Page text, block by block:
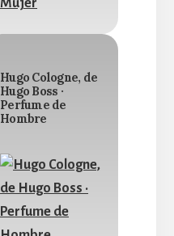
Hugo Cologne, de
Hugo Boss ·
Perfume de
Hombre